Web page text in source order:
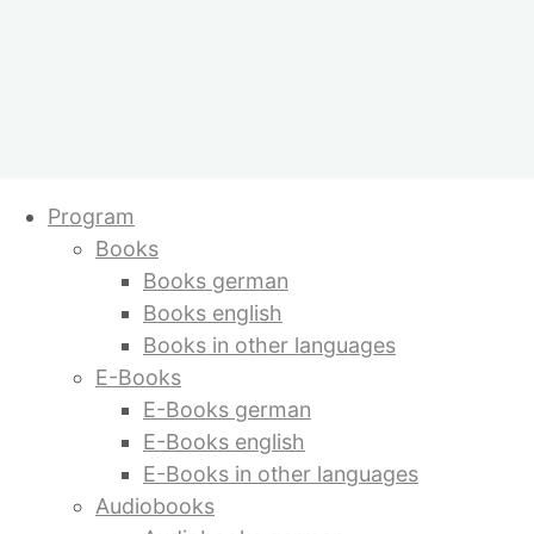
to
content
Program
Books
Books german
Books english
Books in other languages
E-Books
E-Books german
E-Books english
E-Books in other languages
Audiobooks
Heilung der Liebe – E-Book
Terra Nova.
Globale
Revolution
Shopping cart
Popular titles
Temple of Love
by Sabine Lichtenfels